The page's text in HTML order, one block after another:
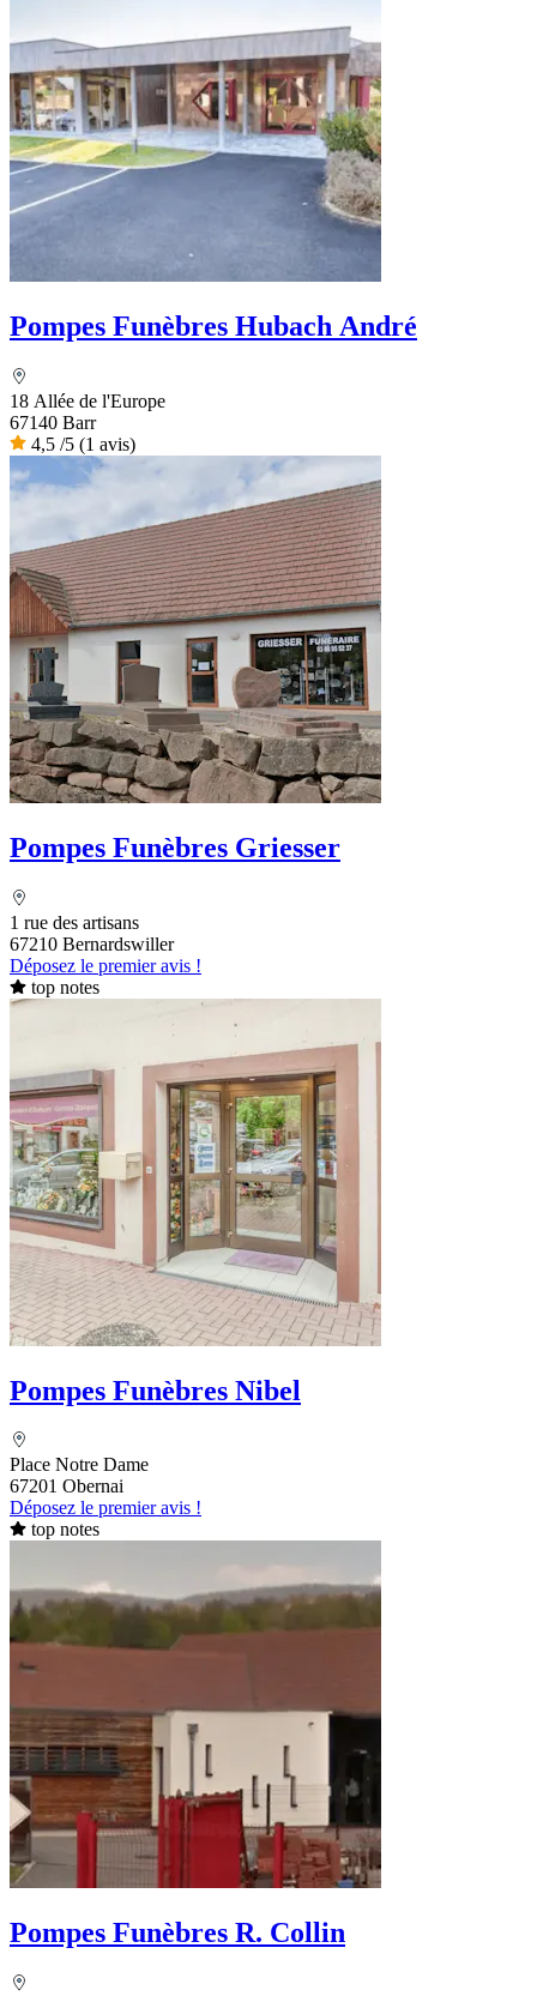
Pompes Funèbres Hubach André
18 Allée de l'Europe
67140 Barr
4,5 /5 (1 avis)
Pompes Funèbres Griesser
1 rue des artisans
67210 Bernardswiller
Déposez le premier avis !
top notes
Pompes Funèbres Nibel
Place Notre Dame
67201 Obernai
Déposez le premier avis !
top notes
Pompes Funèbres R. Collin